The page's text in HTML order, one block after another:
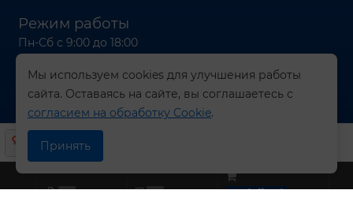
Режим работы
Пн-Сб с 9:00 до 18:00
0 0 undefined
Мы используем cookies для улучшения работы
сайта. Оставаясь на сайте, вы соглашаетесь с
согласием на обработку Cookie.
Принять